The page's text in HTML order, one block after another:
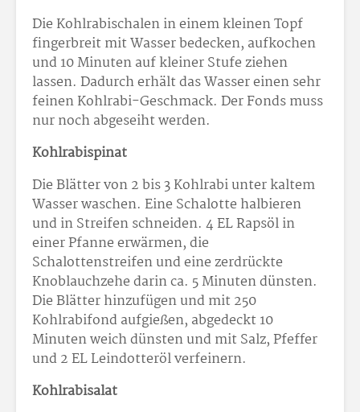
Die Kohlrabischalen in einem kleinen Topf
fingerbreit mit Wasser bedecken, aufkochen
und 10 Minuten auf kleiner Stufe ziehen
lassen. Dadurch erhält das Wasser einen sehr
feinen Kohlrabi-Geschmack. Der Fonds muss
nur noch abgeseiht werden.
Kohlrabispinat
Die Blätter von 2 bis 3 Kohlrabi unter kaltem
Wasser waschen. Eine Schalotte halbieren
und in Streifen schneiden. 4 EL Rapsöl in
einer Pfanne erwärmen, die
Schalottenstreifen und eine zerdrückte
Knoblauchzehe darin ca. 5 Minuten dünsten.
Die Blätter hinzufügen und mit 250
Kohlrabifond aufgießen, abgedeckt 10
Minuten weich dünsten und mit Salz, Pfeffer
und 2 EL Leindotteröl verfeinern.
Kohlrabisalat